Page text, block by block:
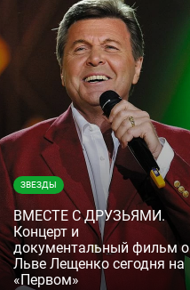
ЗВЕЗДЫ
ВМЕСТЕ С ДРУЗЬЯМИ.
Концерт и
документальный фильм о
Льве Лещенко сегодня на
«Первом»